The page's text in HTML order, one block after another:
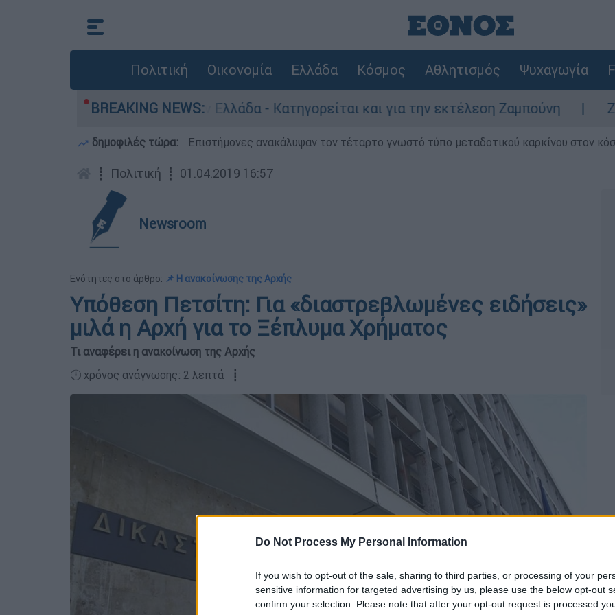
Do Not Process My Personal Information
If you wish to opt-out of the sale, sharing to third parties, or processing of your
sensitive information for targeted advertising by us, please use the below opt-out
confirm your selection. Please note that after your opt-out request is processed
Πολιτική Οικονομία Ελλάδα Κόσμος Αθλητισμός Ψυχαγωγία
BREAKING NEWS:
ανθρωποκτονίες στην Ελλάδα - Κατηγορείται και για την εκτέλεση Ζαμπούνη
δημοφιλές τώρα: Επιστήμονες ανακάλυψαν τον τέταρτο γνωστό τύπο μεταδοτικού καρκίνου στον
┋ Πολιτική ┋ 01.04.2019 16:57
Newsroom
Ενότητες στο άρθρο: 📌 Η ανακοίνωσης της Αρχής
Υπόθεση Πετσίτη: Για «διαστρεβλωμένες ειδήσεις»
μιλά η Αρχή για το Ξέπλυμα Χρήματος
Τι αναφέρει η ανακοίνωση της Αρχής
🕛 χρόνος ανάγνωσης: 2 λεπτά ┋